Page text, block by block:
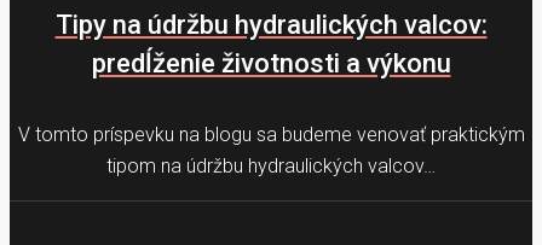
Tipy na údržbu hydraulických valcov:
predĺženie životnosti a výkonu
V tomto príspevku na blogu sa budeme venovať praktickým
tipom na údržbu hydraulických valcov…